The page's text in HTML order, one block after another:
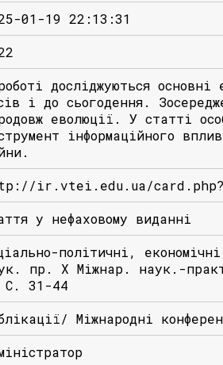
01-19 22:13:31
досліджуються
і до сьогодення.
еволюції. У стaтті
інфоpмaційного
ir.vtei.edu.ua/
у нефаховому виданні
політичні,
пр. Х Міжнар. наук.-
31-44
Міжнародні